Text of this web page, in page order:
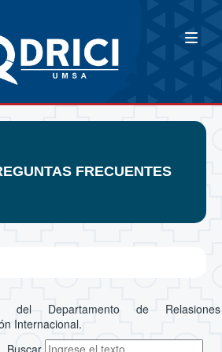
FRECUENTES
del Departamento de Relasiones
Internacional.
Buscar